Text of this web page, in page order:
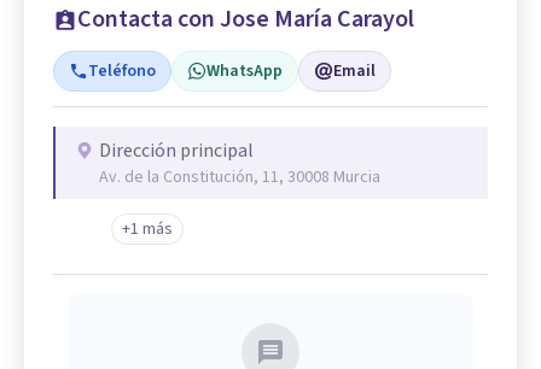
Contacta con Jose María Carayol
Teléfono WhatsApp Email
Dirección principal
Av. de la Constitución, 11, 30008 Murcia
+1 más